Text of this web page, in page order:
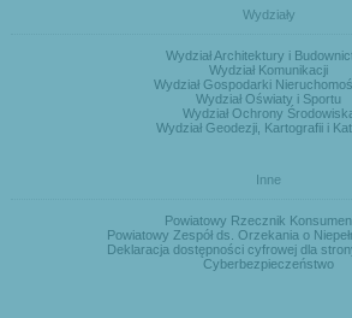
Wydziały
Wydział Architektury i
Wydział Komunikacji
Wydział Gospodarki
Wydział Oświaty i Sportu
Wydział Ochrony
Wydział Geodezji, Kartografii i
Inne
Powiatowy Rzecznik
Powiatowy Zespół ds. Orzekania o
Deklaracja dostępności cyfrowej dla
Cyberbezpieczeństwo